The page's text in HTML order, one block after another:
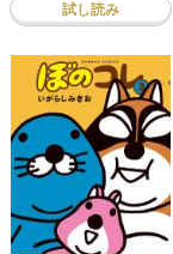
試し読み